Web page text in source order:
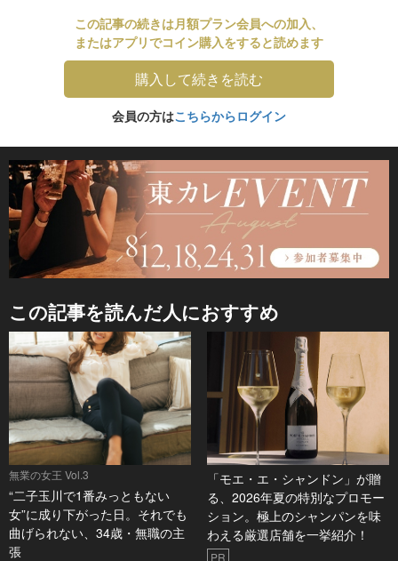
この記事の続きは月額プラン会員への加入、
またはアプリでコイン購入をすると読めます
購入して続きを読む
会員の方はこちらからログイン
この記事を読んだ人におすすめ
無業の女王 Vol.3
“二子玉川で1番みっともない
女”に成り下がった日。それでも
曲げられない、34歳・無職の主
張
「モエ・エ・シャンドン」が贈
る、2026年夏の特別なプロモー
ション。極上のシャンパンを味
わえる厳選店舗を一挙紹介！
PR